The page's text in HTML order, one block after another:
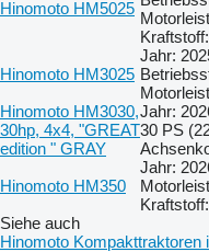
Hinomoto HM5025
Hinomoto HM3025
Jahr:
Hinomoto HM3030,
30hp, 4x4, "GREAT
edition " GRAY
Jahr:
30 PS
Hinomoto HM350
Jahr:
Siehe auch
Hinomoto Kompakttraktoren